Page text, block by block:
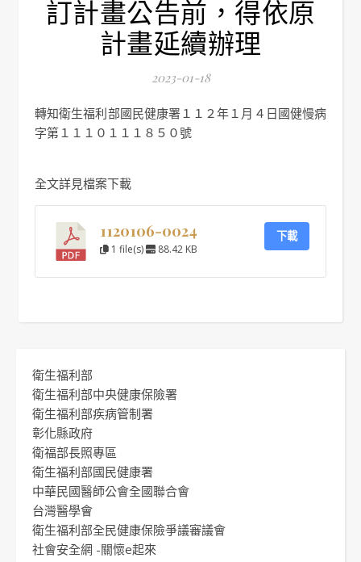
訂計畫公告前，得依原
計畫延續辦理
2023-01-18
轉知衛生福利部國民健康署１１２年１月４日國健慢病
字第１１１０１１１８５０號
全文詳見檔案下載
1120106-0024
1 file(s) 88.42 KB
下載
衛生福利部
衛生福利部中央健康保險署
衛生福利部疾病管制署
彰化縣政府
衛福部長照專區
衛生福利部國民健康署
中華民國醫師公會全國聯合會
台灣醫學會
衛生福利部全民健康保險爭議審議會
社會安全網 -關懷e起來